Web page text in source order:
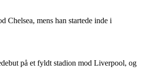
Chelsea, mens han startede inde i
på et fyldt stadion mod Liverpool, og